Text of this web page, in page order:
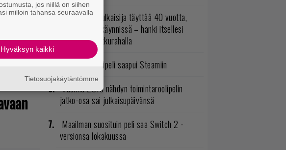
Rakastettu julkaisija täyttää 40 vuotta,
valtavat alet käynnissä – hanki itsellesi
klassikoita pikkurahalla
Ubisoftin hittipeli saapui Steamiin
Vuonna 2018 nähdyn toimintaroolipelin
jatko-osa sai julkaisupäivänsä
Maailman suosituin peli saa Switch 2 -
versionsa lokakuussa
jos niillä on siihen
milloin tahansa seuraavalla
Hyväksyn kaikki
Tietosuojakäytäntömme